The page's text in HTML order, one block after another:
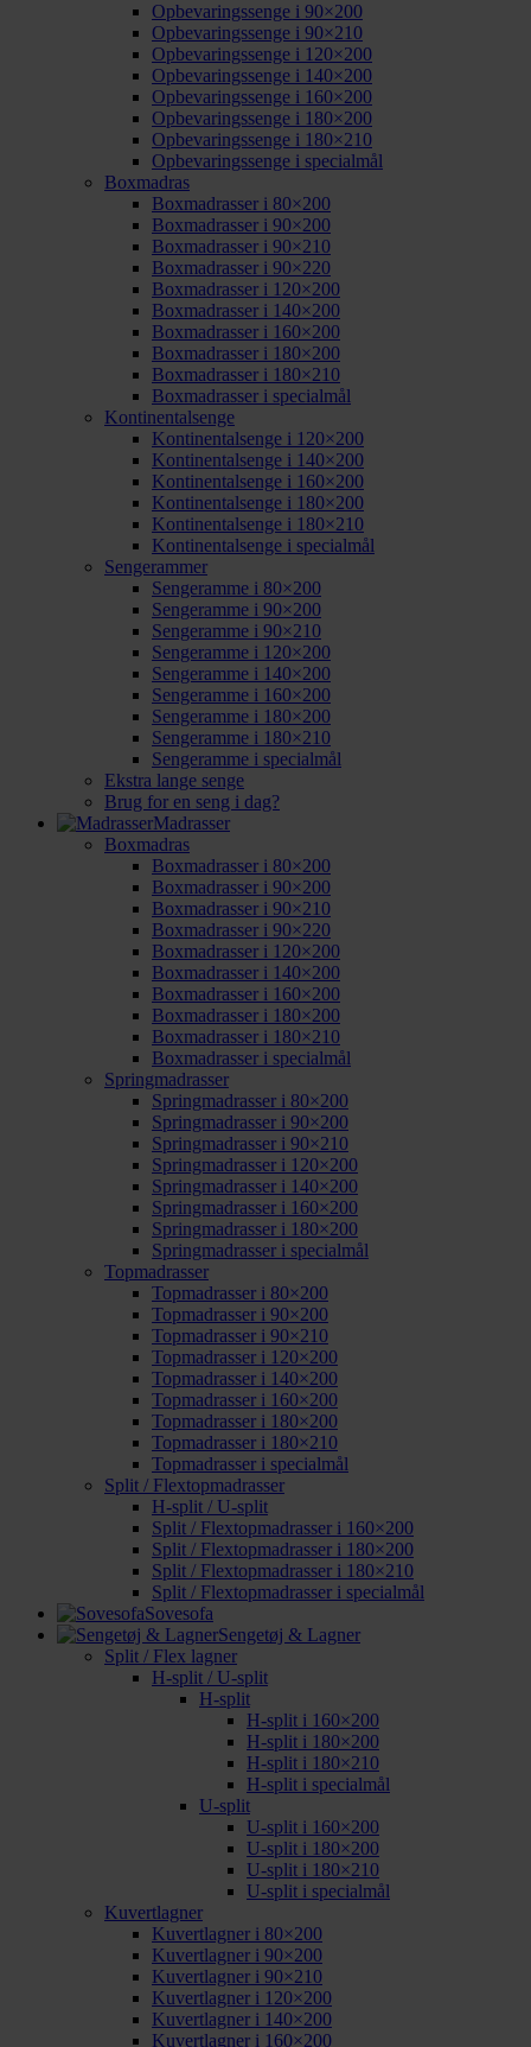
Opbevaringssenge i 90×200
Opbevaringssenge i 90×210
Opbevaringssenge i 120×200
Opbevaringssenge i 140×200
Opbevaringssenge i 160×200
Opbevaringssenge i 180×200
Opbevaringssenge i 180×210
Opbevaringssenge i specialmål
Boxmadras
Boxmadrasser i 80×200
Boxmadrasser i 90×200
Boxmadrasser i 90×210
Boxmadrasser i 90×220
Boxmadrasser i 120×200
Boxmadrasser i 140×200
Boxmadrasser i 160×200
Boxmadrasser i 180×200
Boxmadrasser i 180×210
Boxmadrasser i specialmål
Kontinentalsenge
Kontinentalsenge i 120×200
Kontinentalsenge i 140×200
Kontinentalsenge i 160×200
Kontinentalsenge i 180×200
Kontinentalsenge i 180×210
Kontinentalsenge i specialmål
Sengerammer
Sengeramme i 80×200
Sengeramme i 90×200
Sengeramme i 90×210
Sengeramme i 120×200
Sengeramme i 140×200
Sengeramme i 160×200
Sengeramme i 180×200
Sengeramme i 180×210
Sengeramme i specialmål
Ekstra lange senge
Brug for en seng i dag?
Madrasser
Boxmadras
Boxmadrasser i 80×200
Boxmadrasser i 90×200
Boxmadrasser i 90×210
Boxmadrasser i 90×220
Boxmadrasser i 120×200
Boxmadrasser i 140×200
Boxmadrasser i 160×200
Boxmadrasser i 180×200
Boxmadrasser i 180×210
Boxmadrasser i specialmål
Springmadrasser
Springmadrasser i 80×200
Springmadrasser i 90×200
Springmadrasser i 90×210
Springmadrasser i 120×200
Springmadrasser i 140×200
Springmadrasser i 160×200
Springmadrasser i 180×200
Springmadrasser i specialmål
Topmadrasser
Topmadrasser i 80×200
Topmadrasser i 90×200
Topmadrasser i 90×210
Topmadrasser i 120×200
Topmadrasser i 140×200
Topmadrasser i 160×200
Topmadrasser i 180×200
Topmadrasser i 180×210
Topmadrasser i specialmål
Split / Flextopmadrasser
H-split / U-split
Split / Flextopmadrasser i 160×200
Split / Flextopmadrasser i 180×200
Split / Flextopmadrasser i 180×210
Split / Flextopmadrasser i specialmål
Sovesofa
Sengetøj & Lagner
Split / Flex lagner
H-split / U-split
H-split
H-split i 160×200
H-split i 180×200
H-split i 180×210
H-split i specialmål
U-split
U-split i 160×200
U-split i 180×200
U-split i 180×210
U-split i specialmål
Kuvertlagner
Kuvertlagner i 80×200
Kuvertlagner i 90×200
Kuvertlagner i 90×210
Kuvertlagner i 120×200
Kuvertlagner i 140×200
Kuvertlagner i 160×200